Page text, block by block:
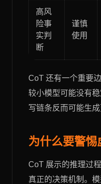
高风
险事
实判
断
谨慎
使用
CoT 还有一个重要
较小模型可能没有
写链条反而可能生
为什么要警惕
CoT 展示的推理过
真正的决策机制。